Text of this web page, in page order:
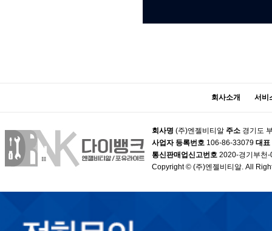
회사소개 서비
회사명 (주)엔젤비티알 주소 경기도
사업자 등록번호 106-86-33079 대표
통신판매업신고번호 2020-경기부천
Copyright © (주)엔젤비티알. All